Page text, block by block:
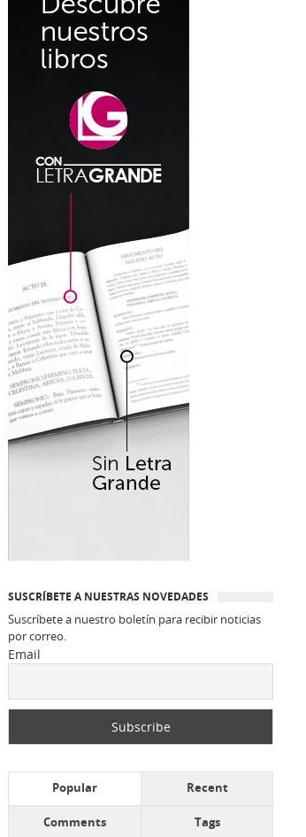
SUSCRÍBETE A NUESTRAS NOVEDADES
Suscríbete a nuestro boletín para recibir noticias
por correo.
Email
Popular Recent
Comments Tags